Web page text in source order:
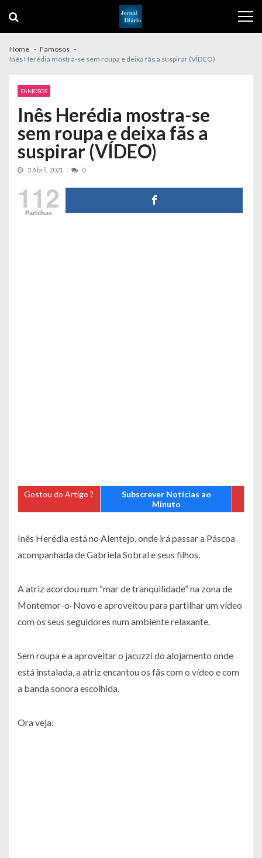
navigation
content
Home
Famosos
Inês Herédia mostra-se sem roupa e deixa fãs a suspirar (VÍDEO)
FAMOSOS
Inês Herédia mostra-se
sem roupa e deixa fãs a
suspirar (VÍDEO)
3 Abril, 2021 0
112
Partilhas
Gostou do Artigo ?
Subscrever Notícias ao
Minuto
Inês Herédia está no Alentejo, onde irá passar a Páscoa
acompanhada de Gabriela Sobral e seus filhos.
A atriz acordou num “mar de tranquilidade” na zona de
Montemor-o-Novo e aproveitou para partilhar um vídeo
com os seus seguidores num ambiente relaxante.
Sem roupa e a aproveitar o jacuzzi do alojamento onde
está instalada, a atriz encantou os fãs com o vídeo e com
a banda sonora escolhida.
Ora veja: